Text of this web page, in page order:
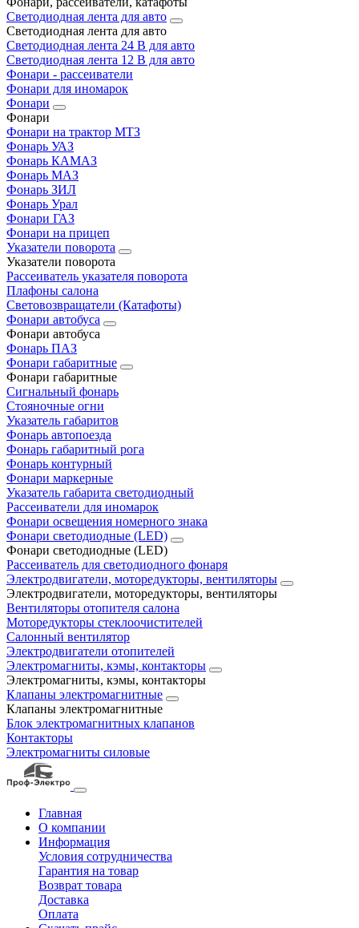
Светодиодная лента для авто
Светодиодная лента для авто
Светодиодная лента 24 В для авто
Светодиодная лента 12 В для авто
Фонари - рассеиватели
Фонари для иномарок
Фонари
Фонари
Фонари на трактор МТЗ
Фонарь УАЗ
Фонарь КАМАЗ
Фонарь МАЗ
Фонарь ЗИЛ
Фонарь Урал
Фонари ГАЗ
Фонари на прицеп
Указатели поворота
Указатели поворота
Рассеиватель указателя поворота
Плафоны салона
Световозвращатели (Катафоты)
Фонари автобуса
Фонари автобуса
Фонарь ПАЗ
Фонари габаритные
Фонари габаритные
Сигнальный фонарь
Стояночные огни
Указатель габаритов
Фонарь автопоезда
Фонарь габаритный рога
Фонарь контурный
Фонари маркерные
Указатель габарита светодиодный
Рассеиватели для иномарок
Фонари освещения номерного знака
Фонари светодиодные (LED)
Фонари светодиодные (LED)
Рассеиватель для светодиодного фонаря
Электродвигатели, моторедукторы, вентиляторы
Электродвигатели, моторедукторы, вентиляторы
Вентиляторы отопителя салона
Моторедукторы стеклоочистителей
Салонный вентилятор
Электродвигатели отопителей
Электромагниты, кэмы, контакторы
Электромагниты, кэмы, контакторы
Клапаны электромагнитные
Клапаны электромагнитные
Блок электромагнитных клапанов
Контакторы
Электромагниты силовые
Главная
О компании
Информация
Условия сотрудничества
Гарантия на товар
Возврат товара
Доставка
Оплата